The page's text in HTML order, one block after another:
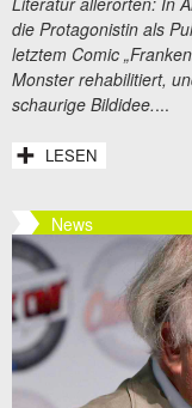
die Protagonistin als
letztem Comic
Monster rehabilitiert,
schaurige Bildidee....
LESEN
News